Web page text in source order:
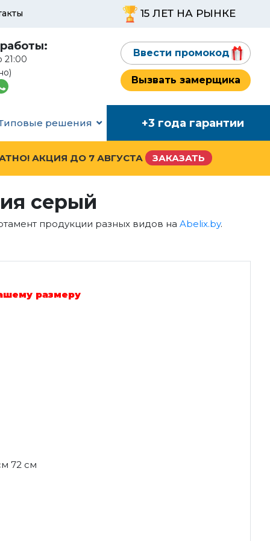
15 ЛЕТ НА РЫНКЕ
21:00
Ввести промокод
Вызвать замерщика
решения +3 года гарантии
АКЦИЯ ДО 7 АВГУСТА ЗАКАЗАТЬ
серый
продукции разных видов на Abelix.by.
размеру
72 см